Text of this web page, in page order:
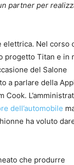
partner per
elettrica. Nel corso
progetto Titan e in
del Salone
a parlare della
Cook.
dell’automobile
ha voluto
che produrre